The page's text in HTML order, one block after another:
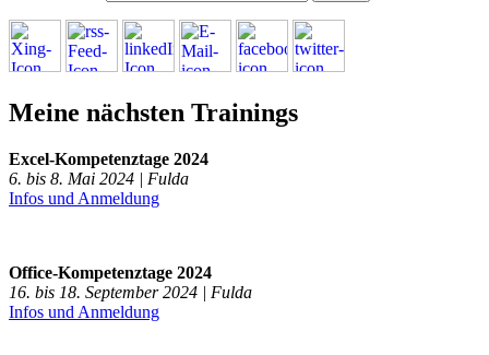
Meine nächsten Trainings
Excel-Kompetenztage 2024
6. bis 8. Mai 2024 | Fulda
Infos und Anmeldung
Office-Kompetenztage 2024
16. bis 18. September 2024 | Fulda
Infos und Anmeldung